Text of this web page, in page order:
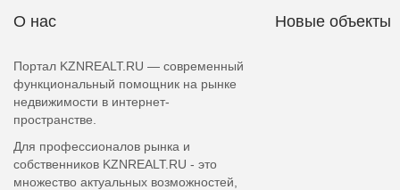
О нас
Портал KZNREALT.RU — современный
функциональный помощник на рынке
недвижимости в интернет-
пространстве.
Для профессионалов рынка и
собственников KZNREALT.RU - это
множество актуальных возможностей,
Новые объекты